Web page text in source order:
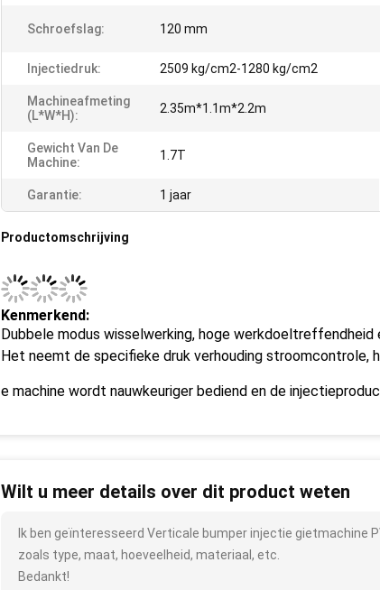
Schroefslag: 120 mm
Injectiedruk: 2509 kg/cm2-1280 kg/cm2
Machineafmeting
(L*W*H):
2.35m*1.1m*2.2m
Gewicht Van De
Machine:
1.7T
Garantie: 1 jaar
Productomschrijving
Kenmerkend:
Dubbele modus wisselwerking, hoge werkdoeltreffendheid
Het neemt de specifieke druk verhouding stroomcontrole,
e machine wordt nauwkeuriger bediend en de
Wilt u meer details over dit product weten
Ik ben geïnteresseerd Verticale bumper injectie gietmachine
zoals type, maat, hoeveelheid, materiaal, etc.
Bedankt!